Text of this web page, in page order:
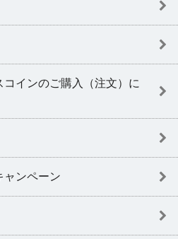
インのご購入（注文）に
ャンペーン